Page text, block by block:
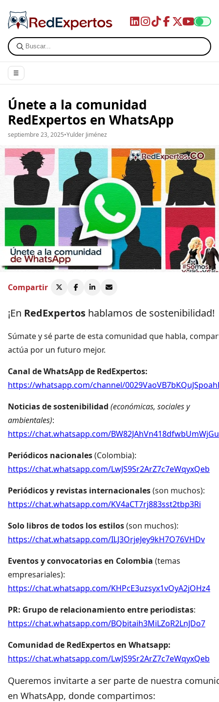
☰
Únete a la comunidad
RedExpertos en WhatsApp
septiembre 23, 2025•Yulder Jiménez
Compartir
¡En RedExpertos hablamos de sostenibilidad!
Súmate y sé parte de esta comunidad que habla,
actúa por un futuro mejor.
Canal de WhatsApp de RedExpertos:
https://whatsapp.com/channel/
Noticias de sostenibilidad (económicas, sociales y
ambientales):
https://chat.whatsapp.com/BW82JAhVn418dfwbUmWjGu
Periódicos nacionales(Colombia):
https://chat.whatsapp.com/LwJS9Sr2ArZ7c7eWqyxQeb
Periódicos y revistas internacionales(son muchos):
https://chat.whatsapp.com/KV4aCT7rj883sst2tbp3Ri
Solo libros de todos los estilos(son muchos):
https://chat.whatsapp.com/ILJ3OrjeJey9kH7O76VHDv
Eventos y convocatorias en Colombia (temas
empresariales):
https://chat.whatsapp.com/KHPcE3uzsyx1vOyA2jOHz4
PR: Grupo de relacionamiento entre periodistas:
https://chat.whatsapp.com/BQbitaih3MiLZoR2LnJDo7
Comunidad de RedExpertos en Whatsapp:
https://chat.whatsapp.com/LwJS9Sr2ArZ7c7eWqyxQeb
Queremos invitarte a ser parte de nuestra
en WhatsApp, donde compartimos: